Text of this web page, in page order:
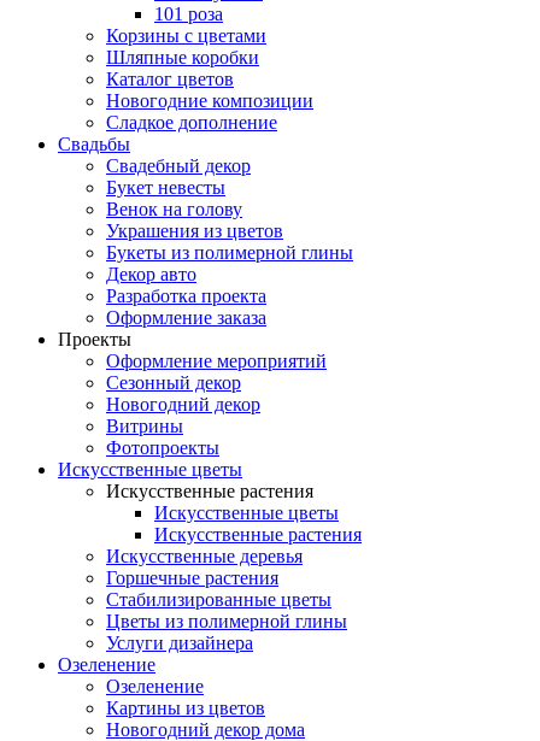
101 роза
Корзины с цветами
Шляпные коробки
Каталог цветов
Новогодние композиции
Сладкое дополнение
Свадьбы
Свадебный декор
Букет невесты
Венок на голову
Украшения из цветов
Букеты из полимерной глины
Декор авто
Разработка проекта
Оформление заказа
Проекты
Оформление мероприятий
Сезонный декор
Новогодний декор
Витрины
Фотопроекты
Искусственные цветы
Искусственные растения
Искусственные цветы
Искусственные растения
Искусственные деревья
Горшечные растения
Стабилизированные цветы
Цветы из полимерной глины
Услуги дизайнера
Озеленение
Озеленение
Картины из цветов
Новогодний декор дома